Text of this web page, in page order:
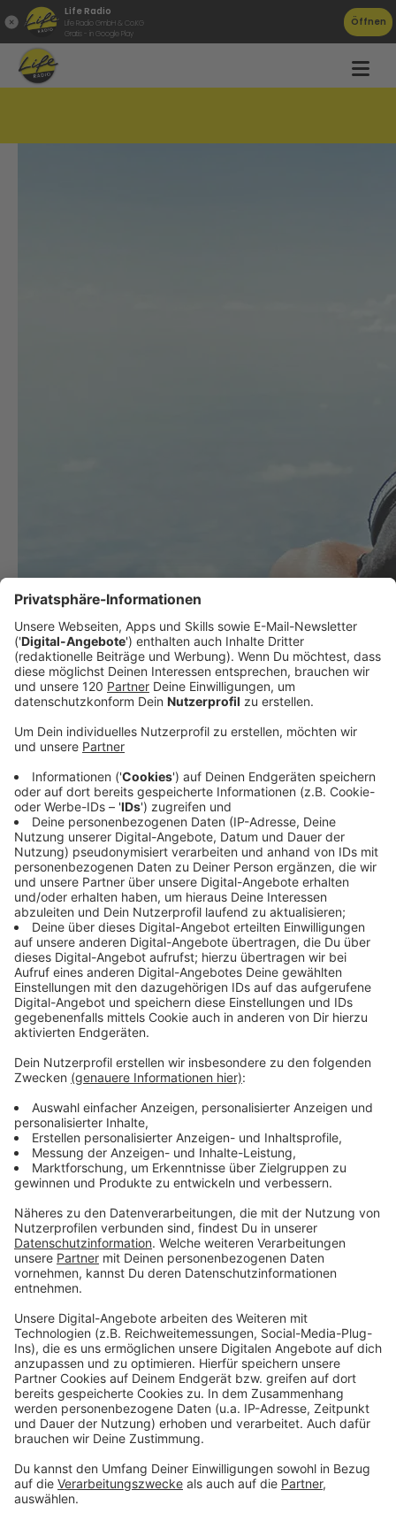
Life Radio
Life Radio GmbH & Co.KG
Gratis - in Google Play
Öffnen
Teilnahmebedingungen
1.) Mit der Teilnahme am „Fallschirmsprung“ -
Gewinnspiel erklärt sich der Teilnehmer mit diesen
Teilnahmebedingungen einverstanden.
2.) Teilnahmeberechtigt sind ausschließlich
Personen, die das 16. Lebensjahr vollendet haben
und auf Facebook registriert sind.
und den Inhalt des Kommentars uneingeschränkt
veröffentlichen, und zwar insbesondere auf ihrer
Facebook-Seite, wie auch auf ihrer Website und im
Hörfunkprogramm (terrestrische Ausstrahlung und
Internet-Radio). Der Hörer tritt alle Rechte an der
Veröffentlichung seiner Beiträge im
Programm der Life Radio GmbH & Co.KG ab.
4.) Beim „Fallschirmsprung“-Gewinnspiel kann
exaktbis Mittwoch, 29.6.2022, um 12.00 Uhr MEZ
(laut Studiouhr), mit Spielmodus, z.B. einem
Kommentar und/oder einem Like auf das Bild,
teilgenommen werden. Eine Teilnahme danach ist
nicht mehr möglich. Das Gewinnspiel-Posting ist
deutlich mit einem „Fallschirmsprung“-Bild
gekennzeichnet.
Die Spielregeln lauten:
Jeder Facebook-User, der unter das